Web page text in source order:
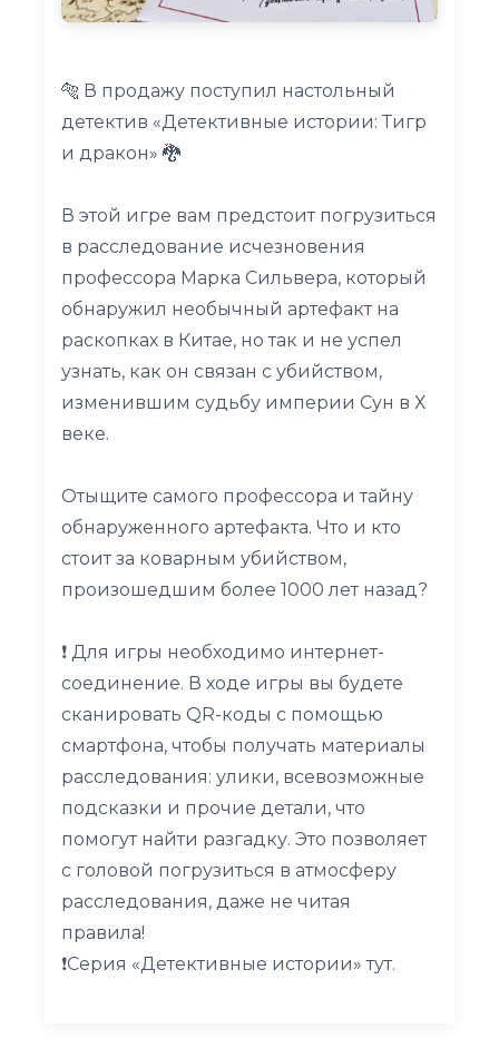
🐅 В продажу поступил настольный
детектив «Детективные истории: Тигр
и дракон» 🐉
В этой игре вам предстоит погрузиться
в расследование исчезновения
профессора Марка Сильвера, который
обнаружил необычный артефакт на
раскопках в Китае, но так и не успел
узнать, как он связан с убийством,
изменившим судьбу империи Сун в Х
веке.
Отыщите самого профессора и тайну
обнаруженного артефакта. Что и кто
стоит за коварным убийством,
произошедшим более 1000 лет назад?
❗️ Для игры необходимо интернет-
соединение. В ходе игры вы будете
сканировать QR-коды с помощью
смартфона, чтобы получать материалы
расследования: улики, всевозможные
подсказки и прочие детали, что
помогут найти разгадку. Это позволяет
с головой погрузиться в атмосферу
расследования, даже не читая
правила!
❗️Серия «Детективные истории» тут.